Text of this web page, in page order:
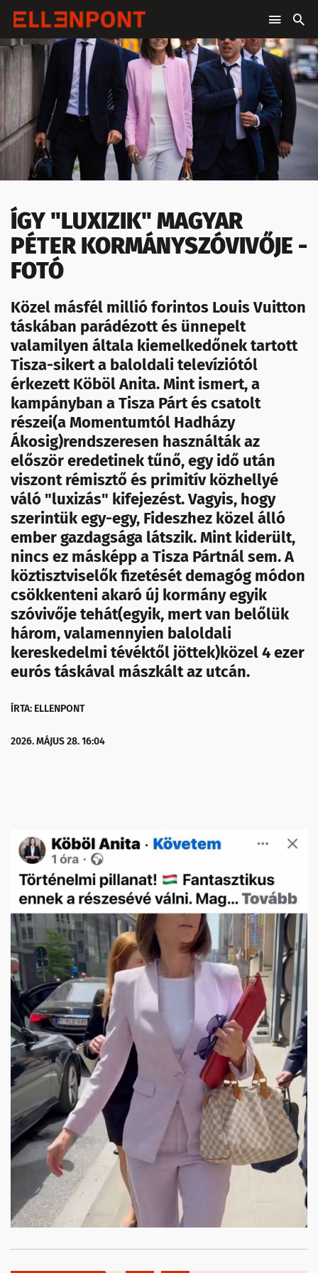
ÍGY "LUXIZIK" MAGYAR
PÉTER KORMÁNYSZÓVIVŐJE -
FOTÓ
Közel másfél millió forintos Louis Vuitton
táskában parádézott és ünnepelt
valamilyen általa kiemelkedőnek tartott
Tisza-sikert a baloldali televíziótól
érkezett Köböl Anita. Mint ismert, a
kampányban a Tisza Párt és csatolt
részei(a Momentumtól Hadházy
Ákosig)rendszeresen használták az
először eredetinek tűnő, egy idő után
viszont rémisztő és primitív közhellyé
váló "luxizás" kifejezést. Vagyis, hogy
szerintük egy-egy, Fideszhez közel álló
ember gazdagsága látszik. Mint kiderült,
nincs ez másképp a Tisza Pártnál sem. A
köztisztviselők fizetését demagóg módon
csökkenteni akaró új kormány egyik
szóvivője tehát(egyik, mert van belőlük
három, valamennyien baloldali
kereskedelmi tévéktől jöttek)közel 4 ezer
eurós táskával mászkált az utcán.
ÍRTA: ELLENPONT
2026. MÁJUS 28. 16:04